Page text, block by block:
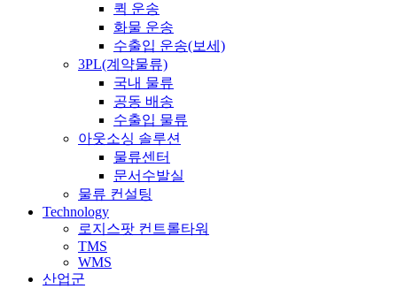
퀵 운송
화물 운송
수출입 운송(보세)
3PL(계약물류)
국내 물류
공동 배송
수출입 물류
아웃소싱 솔루션
물류센터
문서수발실
물류 컨설팅
Technology
로지스팟 컨트롤타워
TMS
WMS
산업군